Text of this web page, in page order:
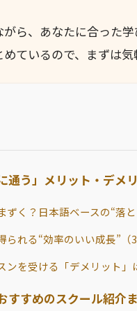
ら、あなたに合った学
ているので、まずは気
通う」メリット・デメ
ずく？日本語ベースの“落
れる“効率のいい成長”（3
ンを受ける「デメリット」
すすめのスクール紹介